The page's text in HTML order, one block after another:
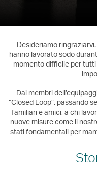
Desideriamo
hanno lavorato sodo
momento difficile per tutti
Dai membri
“Closed Loop”, passando
familiari e amici, a chi
nuove misure come il
stati fondamentali per